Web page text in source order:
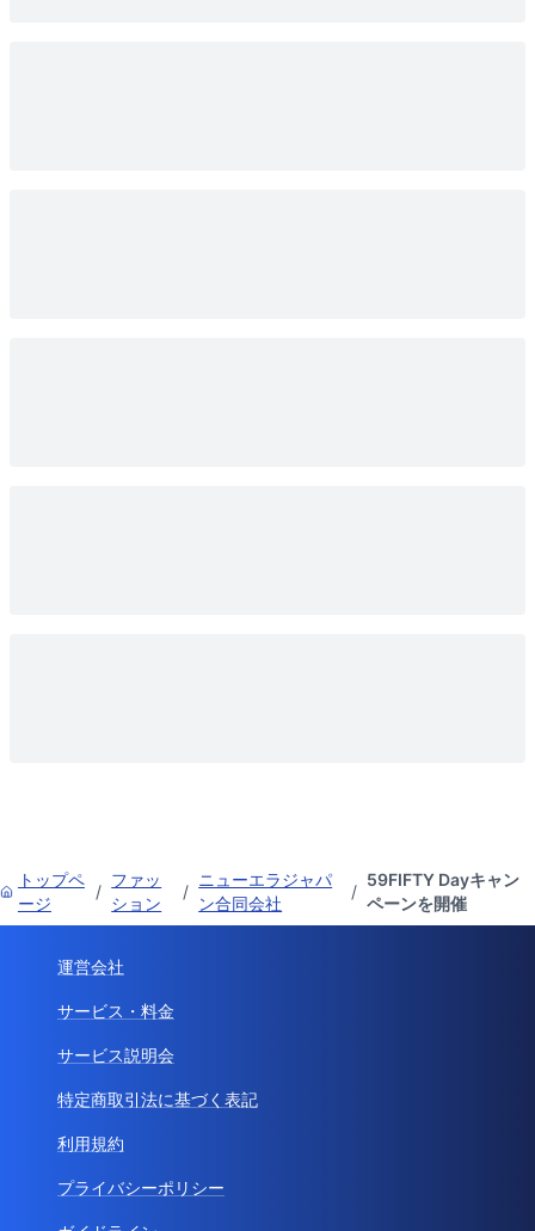
トップペ
ージ
/
ファッ
ション
/
ニューエラジャパ
ン合同会社
/
59FIFTY Dayキャン
ペーンを開催
運営会社
サービス・料金
サービス説明会
特定商取引法に基づく表記
利用規約
プライバシーポリシー